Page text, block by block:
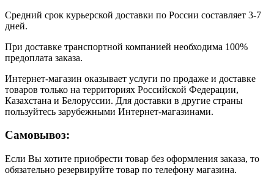
Средний срок курьерской доставки по России составляет 3-7
дней.
При доставке транспортной компанией необходима 100%
предоплата заказа.
Интернет-магазин оказывает услуги по продаже и доставке
товаров только на территориях Российской Федерации,
Казахстана и Белоруссии. Для доставки в другие страны
пользуйтесь зарубежными Интернет-магазинами.
Самовывоз:
Если Вы хотите приобрести товар без оформления заказа, то
обязательно резервируйте товар по телефону магазина.